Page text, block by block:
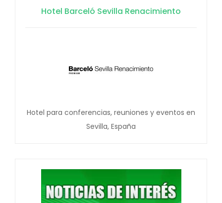
Hotel Barceló Sevilla Renacimiento
Hotel para conferencias, reuniones y eventos en
Sevilla, España